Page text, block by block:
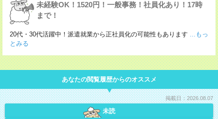
未経験OK！1520円！一般事務！社員化あり！17時
まで！
20代・30代活躍中！派遣就業から正社員化の可能性もあります ...もっ
とみる
あなたの閲覧履歴からのオススメ
掲載日：2026.08.07
未読